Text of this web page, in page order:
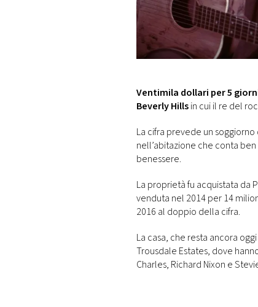
PRINCIPATO
MONACO
RMC
CONSIGLIA
Ventimila dollari per 5 giorni
Beverly Hillsin cui il re del
La cifra prevede un soggiorno
nell’abitazione che conta
benessere.
La proprietà fu acquistata da
venduta nel 2014 per 14
2016 al doppio della cifra.
La casa, che resta ancora
Trousdale Estates, dove
Charles, Richard Nixon e